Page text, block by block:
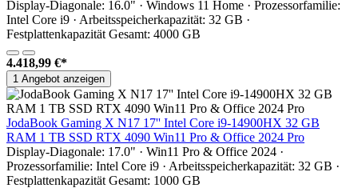
Display-Diagonale: 16.0" · Windows 11 Home · Prozessorfamilie:
Intel Core i9 · Arbeitsspeicherkapazität: 32 GB ·
Festplattenkapazität Gesamt: 4000 GB
4.418,99 €*
1 Angebot anzeigen
JodaBook Gaming X N17 17'' Intel Core i9-14900HX 32 GB
RAM 1 TB SSD RTX 4090 Win11 Pro & Office 2024 Pro
Display-Diagonale: 17.0" · Win11 Pro & Office 2024 ·
Prozessorfamilie: Intel Core i9 · Arbeitsspeicherkapazität: 32 GB ·
Festplattenkapazität Gesamt: 1000 GB